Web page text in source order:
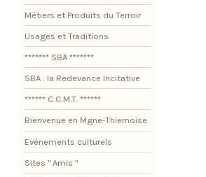
Métiers et Produits du Terroir
Usages et Traditions
******* SBA *******
SBA : la Redevance Incitative
****** C.C.M.T. ******
Bienvenue en Mgne-Thiernoise
Evénements culturels
Sites " Amis "